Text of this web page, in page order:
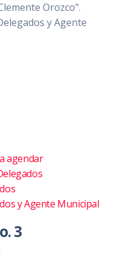
Orozco".
y Agente
agendar
y Agente Municipal
3